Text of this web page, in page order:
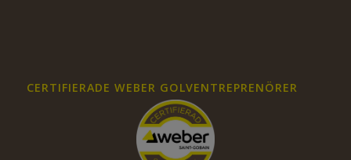
CERTIFIERADE WEBER GOLVENTREPRENÖRER